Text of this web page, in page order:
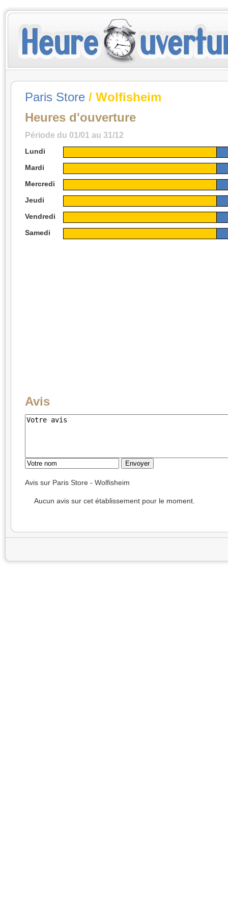
Paris Store / Wolfisheim
Heures d'ouverture
Période du 01/01 au 31/12
Lundi
Mardi
Mercredi
Jeudi
Vendredi
Samedi
Avis
Avis sur Paris Store - Wolfisheim
Aucun avis sur cet établissement pour le moment.